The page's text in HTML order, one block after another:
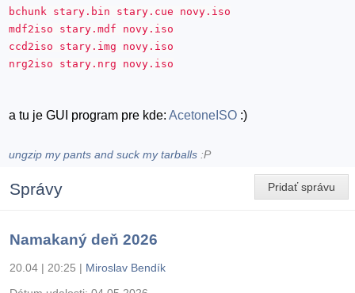
bchunk stary.bin stary.cue novy.iso
mdf2iso stary.mdf novy.iso
ccd2iso stary.img novy.iso
nrg2iso stary.nrg novy.iso
a tu je GUI program pre kde:AcetoneISO :)
ungzip my pants and suck my tarballs :P
Pridať správu
Správy
Namakaný deň 2026
20.04 | 20:25 | Miroslav Bendík